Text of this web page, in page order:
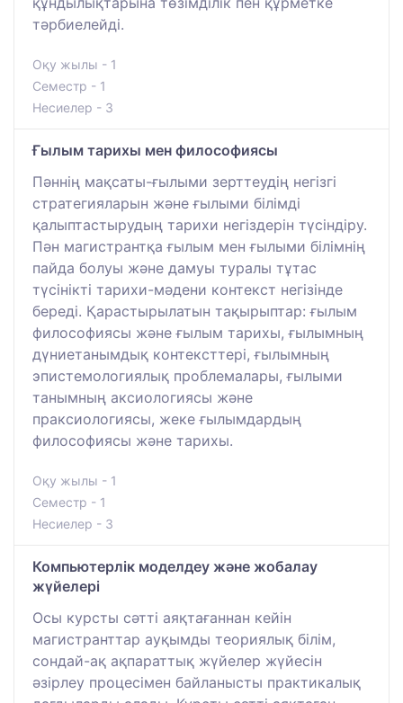
тәрбиелейді.
Оқу жылы - 1
Семестр - 1
Несиелер - 3
Ғылым тарихы мен философиясы
Пәннің мақсаты-ғылыми зерттеудің негізгі
стратегияларын және ғылыми білімді
қалыптастырудың тарихи негіздерін түсіндіру.
Пән магистрантқа ғылым мен ғылыми білімнің
пайда болуы және дамуы туралы тұтас
түсінікті тарихи-мәдени контекст негізінде
береді. Қарастырылатын тақырыптар: ғылым
философиясы және ғылым тарихы, ғылымның
дүниетанымдық контексттері, ғылымның
эпистемологиялық проблемалары, ғылыми
танымның аксиологиясы және
праксиологиясы, жеке ғылымдардың
философиясы және тарихы.
Оқу жылы - 1
Семестр - 1
Несиелер - 3
Компьютерлік моделдеу және жобалау
жүйелері
Осы курсты сәтті аяқтағаннан кейін
магистранттар ауқымды теориялық білім,
сондай-ақ ақпараттық жүйелер жүйесін
әзірлеу процесімен байланысты практикалық